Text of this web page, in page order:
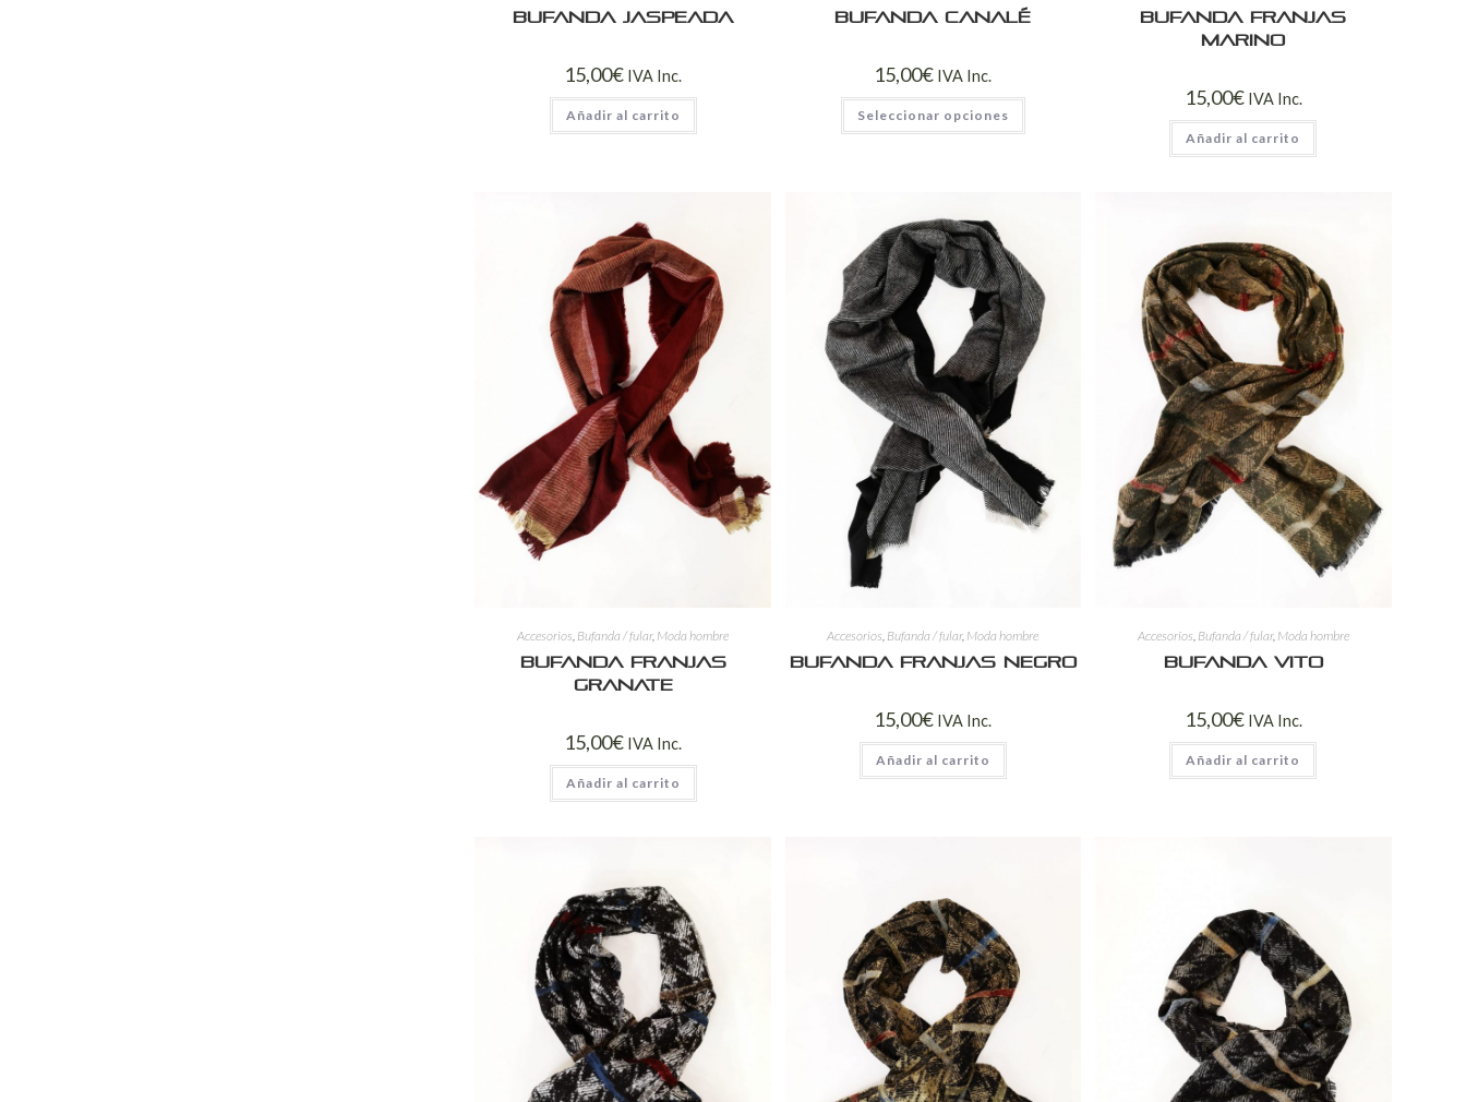
Bufanda jaspeada
15,00€ IVA Inc.
Añadir al carrito
Bufanda canalé
15,00€ IVA Inc.
Seleccionar opciones
Bufanda franjas
marino
15,00€ IVA Inc.
Añadir al carrito
Accesorios Bufanda / fular, Moda hombre
Bufanda franjas
granate
15,00€ IVA Inc.
Añadir al carrito
Accesorios Bufanda / fular, Moda hombre
Bufanda franjas negro
15,00€ IVA Inc.
Añadir al carrito
Accesorios Bufanda / fular, Moda hombre
Bufanda Vito
15,00€ IVA Inc.
Añadir al carrito